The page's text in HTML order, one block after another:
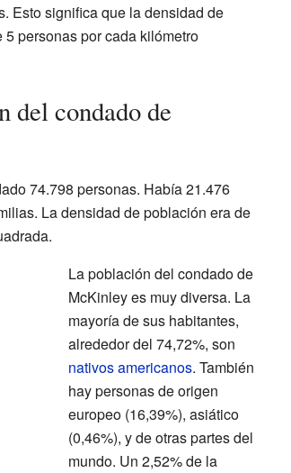
Esto significa que la densidad de
personas por cada kilómetro
del condado de
74.798 personas. Había 21.476
La densidad de población era de
La población del condado de
McKinley es muy diversa. La
mayoría de sus habitantes,
alrededor del 74,72%, son
nativos americanos. También
hay personas de origen
europeo (16,39%), asiático
(0,46%), y de otras partes del
mundo. Un 2,52% de la